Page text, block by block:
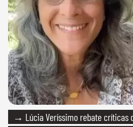
→ Lúcia Veríssimo rebate críticas